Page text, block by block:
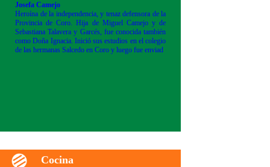
Josefa Camejo
Heroína de la independencia, y tenaz defensora de la
Provincia de Coro. Hija de Miguel Camejo y de
Sebastiana Talavera y Garcés, fue conocida también
como Doña Ignacia. Inició sus estudios en el colegio
de las hermanas Salcedo en Coro y luego fue enviad
Cocina